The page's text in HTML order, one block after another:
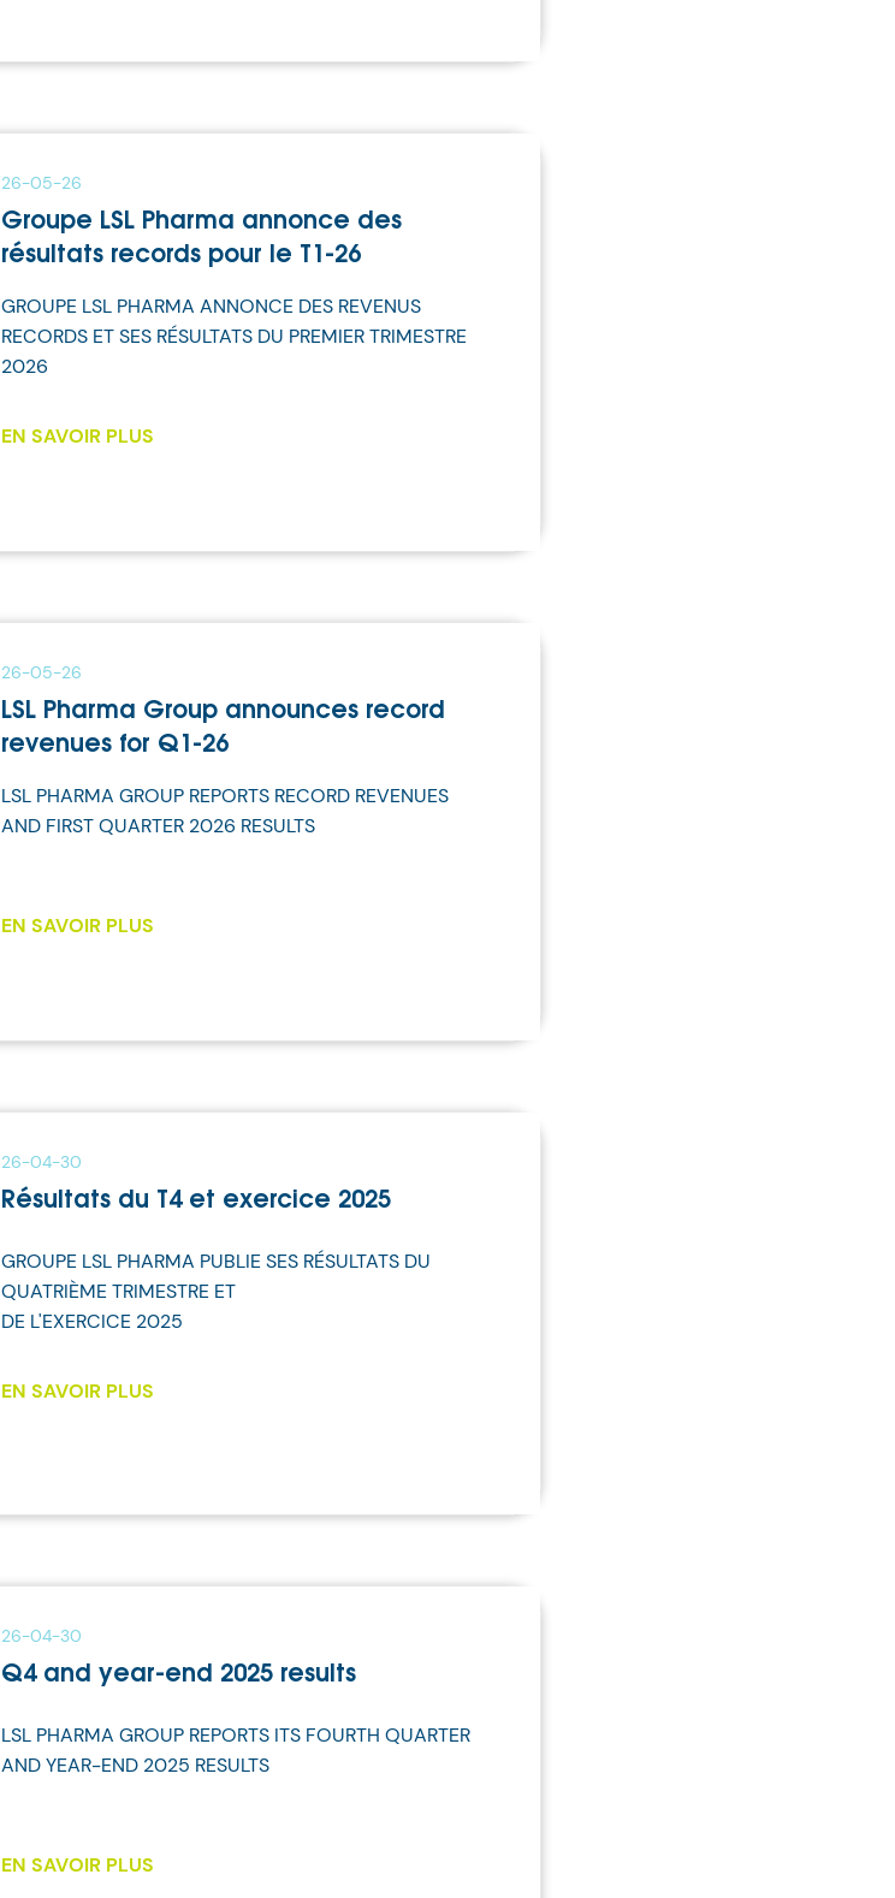
26-05-26
Groupe LSL Pharma annonce des
résultats records pour le T1-26
GROUPE LSL PHARMA ANNONCE DES REVENUS
RECORDS ET SES RÉSULTATS DU PREMIER TRIMESTRE
2026
EN SAVOIR PLUS
26-05-26
LSL Pharma Group announces record
revenues for Q1-26
LSL PHARMA GROUP REPORTS RECORD REVENUES
AND FIRST QUARTER 2026 RESULTS
EN SAVOIR PLUS
26-04-30
Résultats du T4 et exercice 2025
GROUPE LSL PHARMA PUBLIE SES RÉSULTATS DU
QUATRIÈME TRIMESTRE ET
DE L'EXERCICE 2025
EN SAVOIR PLUS
26-04-30
Q4 and year-end 2025 results
LSL PHARMA GROUP REPORTS ITS FOURTH QUARTER
AND YEAR-END 2025 RESULTS
EN SAVOIR PLUS